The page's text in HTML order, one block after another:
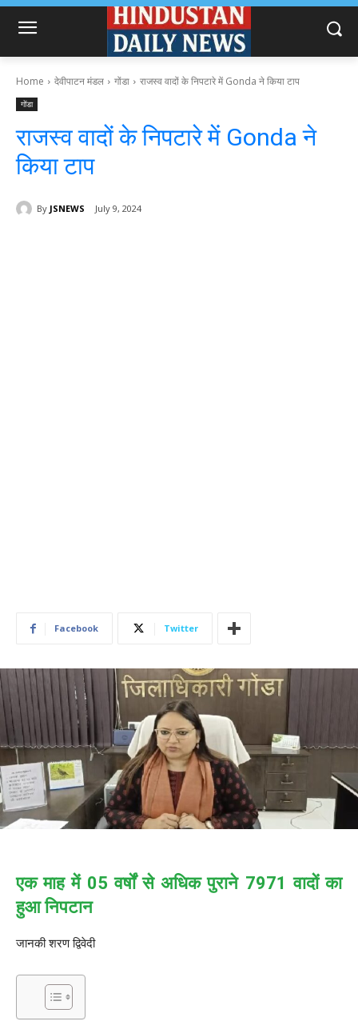
Home देवीपाटन मंडल गोंडा राजस्व वादों के निपटारे में Gonda ने किया टाप
गोंडा
राजस्व वादों के निपटारे में Gonda ने
किया टाप
By JSNEWS July 9, 2024
Facebook Twitter
एक माह में 05 वर्षों से अधिक पुराने 7971 वादों का
हुआ निपटान
जानकी शरण द्विवेदी